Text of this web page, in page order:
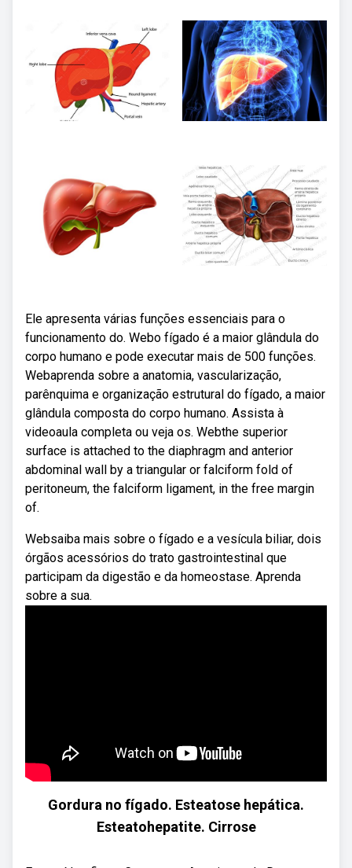
Ele apresenta várias funções essenciais para o
funcionamento do. Webo fígado é a maior glândula do
corpo humano e pode executar mais de 500 funções.
Webaprenda sobre a anatomia, vascularização,
parênquima e organização estrutural do fígado, a maior
glândula composta do corpo humano. Assista à
videoaula completa ou veja os. Webthe superior
surface is attached to the diaphragm and anterior
abdominal wall by a triangular or falciform fold of
peritoneum, the falciform ligament, in the free margin
of.
Websaiba mais sobre o fígado e a vesícula biliar, dois
órgãos acessórios do trato gastrointestinal que
participam da digestão e da homeostase. Aprenda
sobre a sua.
Gordura no fígado. Esteatose hepática.
Esteatohepatite. Cirrose